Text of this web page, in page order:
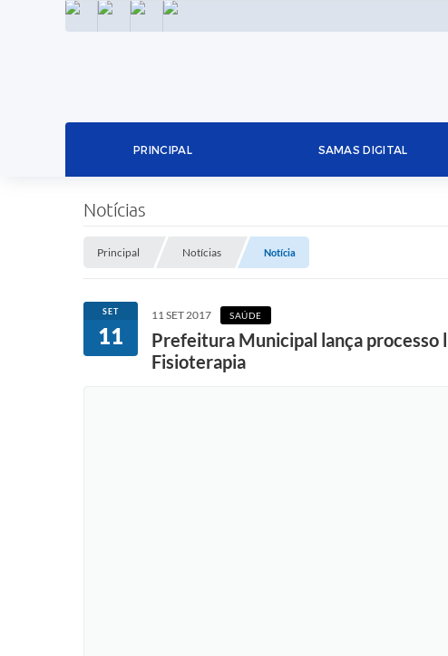
INSTAGRAMFACEBOOKLINKEDIN
PRINCIPAL SAMAS DIGITAL
Notícias
Principal Notícias Notícia
SET
11
11 SET 2017 SAÚDE
Prefeitura Municipal lança processo
Fisioterapia